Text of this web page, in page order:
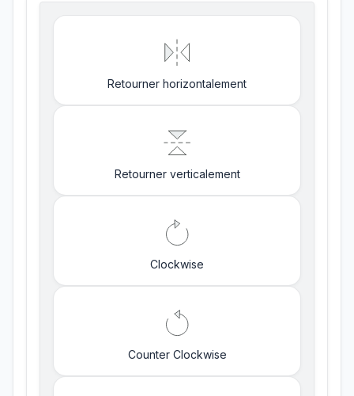
Retourner horizontalement
Retourner verticalement
Clockwise
Counter Clockwise